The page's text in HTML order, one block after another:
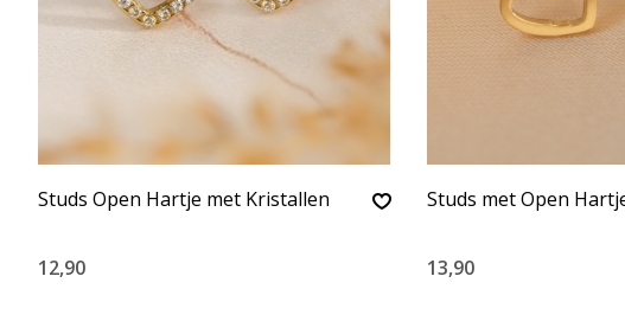
Studs Open Hartje met Kristallen
12,90
Studs met Open
13,90